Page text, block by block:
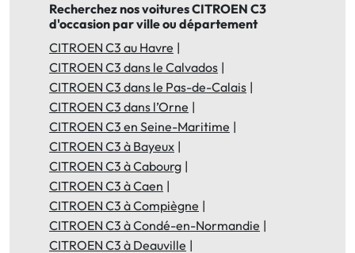
Recherchez nos voitures CITROEN C3
d'occasion par ville ou département
CITROEN C3 au Havre
CITROEN C3 dans le Calvados
CITROEN C3 dans le Pas-de-Calais
CITROEN C3 dans l’Orne
CITROEN C3 en Seine-Maritime
CITROEN C3 à Bayeux
CITROEN C3 à Cabourg
CITROEN C3 à Caen
CITROEN C3 à Compiègne
CITROEN C3 à Condé-en-Normandie
CITROEN C3 à Deauville